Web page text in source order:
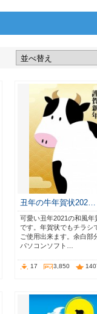
丑年の牛年賀状202…
可愛い丑年2021の和風年
です。年賀状でもチラシ
ご使用出来ます。余白部
パソコンソフト…
17 3,850